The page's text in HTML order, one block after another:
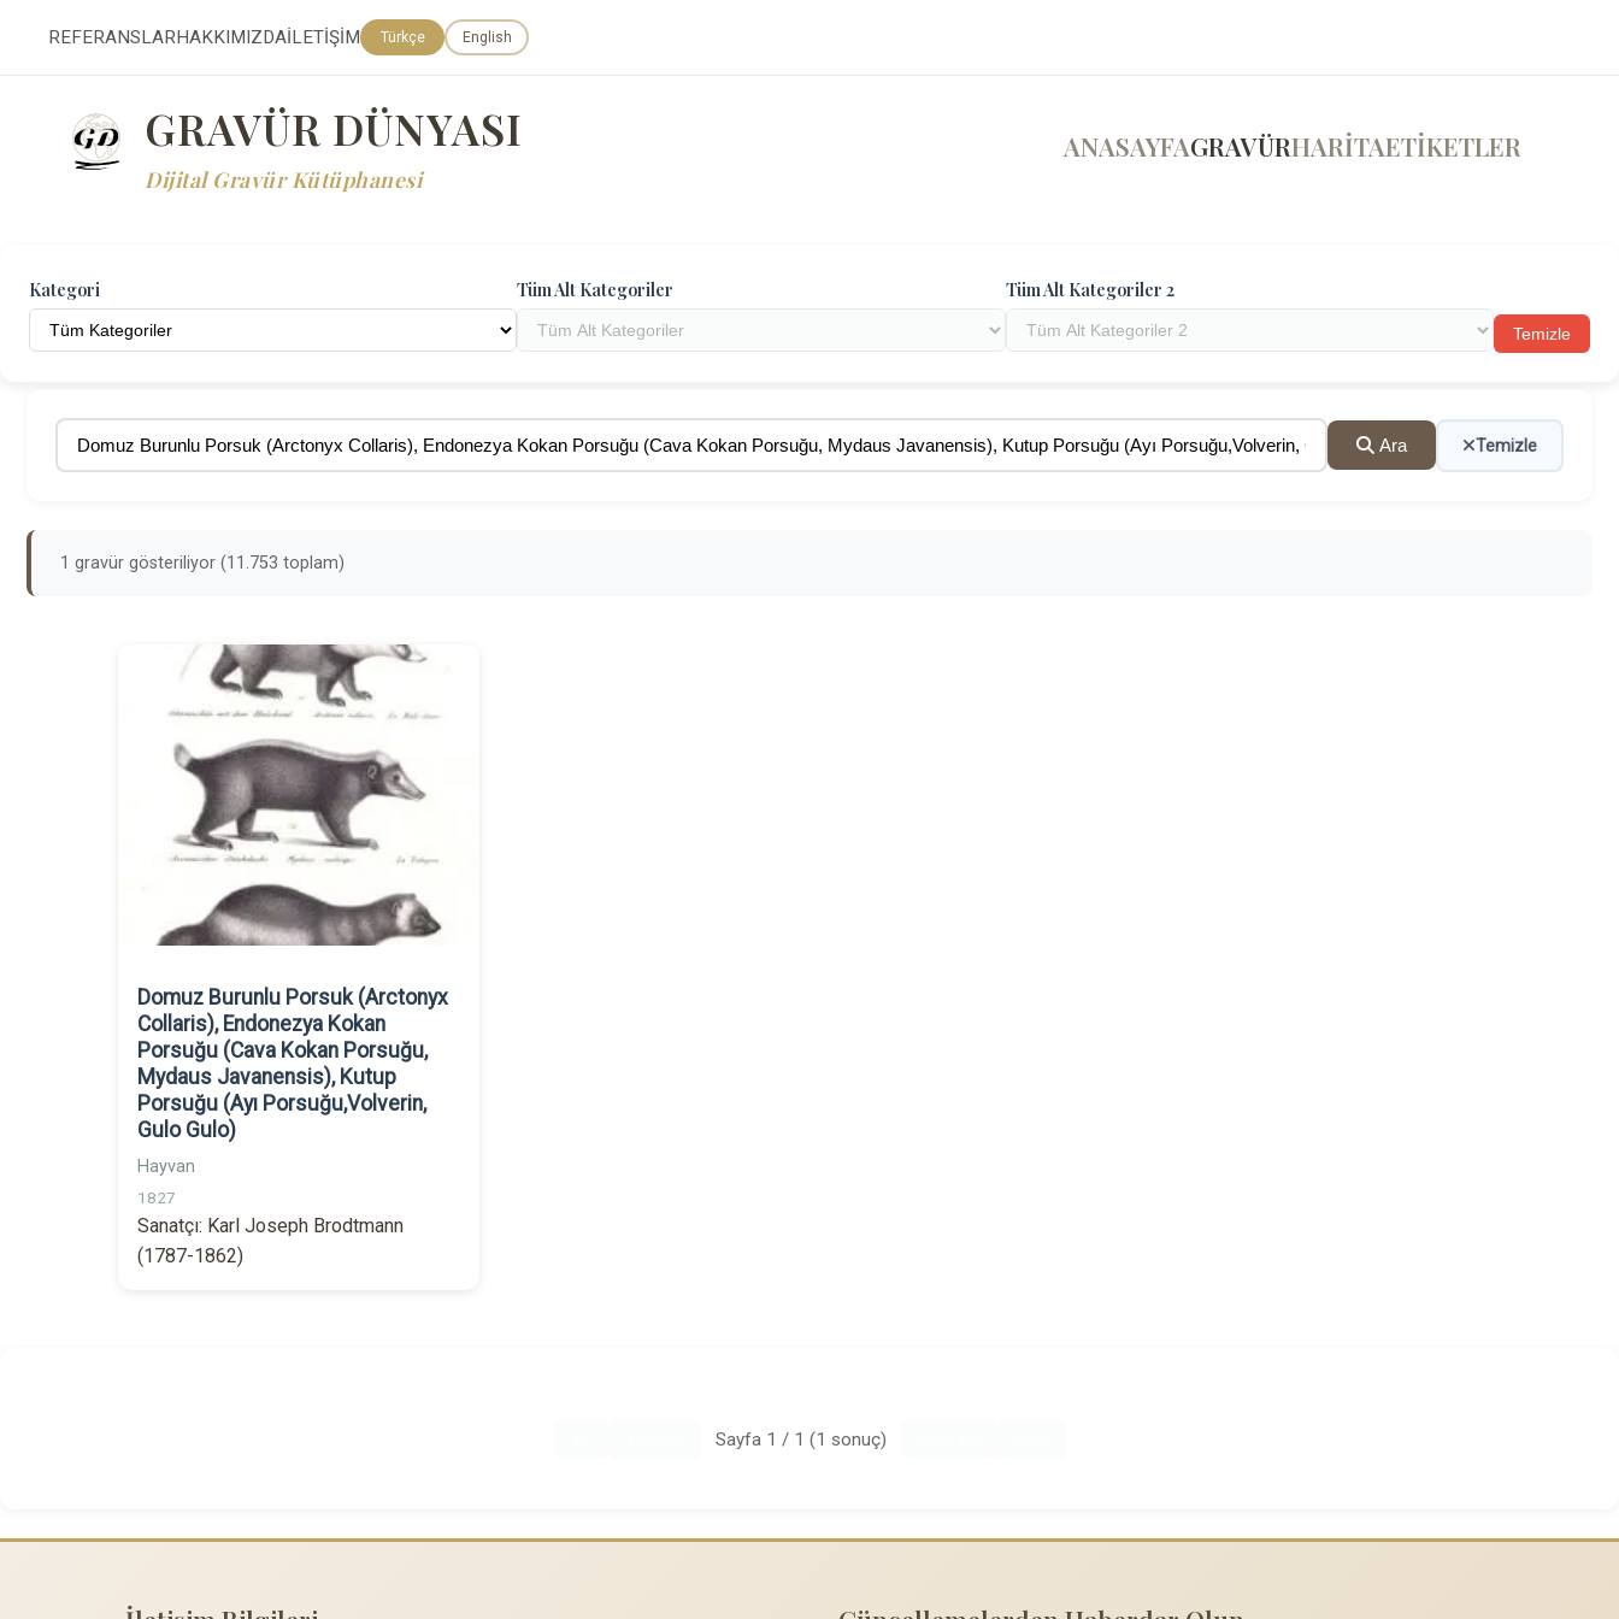
REFERANSLARHAKKIMIZDAİLETİŞİM Türkçe English
GRAVÜR DÜNYASI
Dijital Gravür Kütüphanesi
ANASAYFAGRAVÜRHARİTAETİKETLER
Kategori Tüm Alt Kategoriler Tüm Alt Kategoriler 2
Temizle
Ara Temizle
1 gravür gösteriliyor (11.753 toplam)
Domuz Burunlu Porsuk (Arctonyx
Collaris), Endonezya Kokan
Porsuğu (Cava Kokan Porsuğu,
Mydaus Javanensis), Kutup
Porsuğu (Ayı Porsuğu,Volverin,
Gulo Gulo)
Hayvan
1827
Sanatçı: Karl Joseph Brodtmann
(1787-1862)
Sayfa 1 / 1 (1 sonuç)